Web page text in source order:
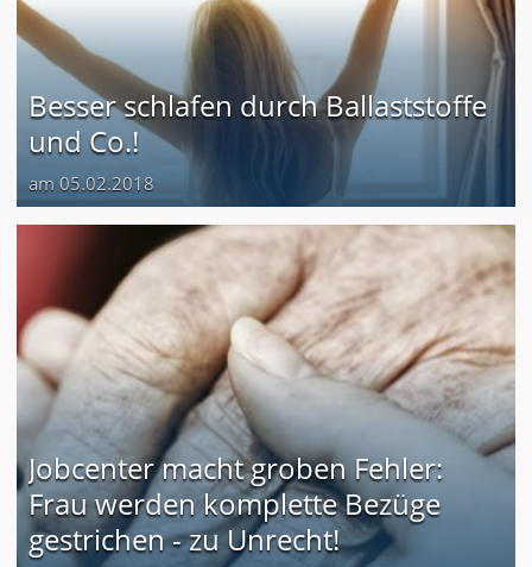
Besser schlafen durch Ballaststoffe
und Co.!
am 05.02.2018
Jobcenter macht groben Fehler:
Frau werden komplette Bezüge
gestrichen - zu Unrecht!